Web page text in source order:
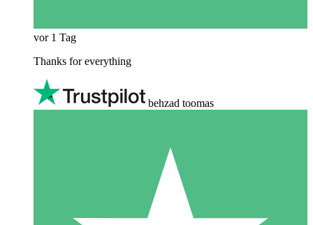
vor 1 Tag
Thanks for everything
behzad toomas